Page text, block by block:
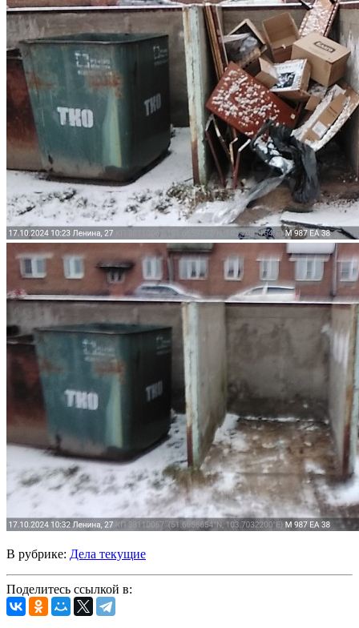
В рубрике: Дела текущие
Поделитесь ссылкой в: